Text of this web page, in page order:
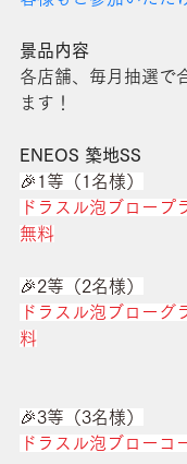
景品内容
各店舗、毎月抽選で
ます！
ENEOS 築地SS
🎉1等（1名様）
ドラスル泡ブロープ
無料
🎉2等（2名様）
ドラスル泡ブローグ
料
🎉3等（3名様）
ドラスル泡ブローコ